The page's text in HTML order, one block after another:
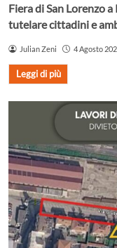
Fiera di San Lorenzo
tutelare cittadini e
Julian Zeni 4 Agosto
Leggi di più